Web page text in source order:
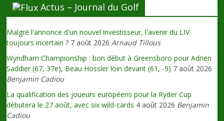
Actus – Journal du Golf
Malgré l'annonce d'un nouvel investisseur, l'avenir du LIV
toujours incertain ? 7 août 2026 Arnaud Tillous
Wyndham Championship : bon début à Greensboro pour Adrien
Saddier (67, 37e), Beau Hossler loin devant (61, -9) 7 août 2026
Benjamin Cadiou
La qualification des joueurs européens pour la Ryder Cup
débutera le 27 août, avec six wild-cards 4 août 2026 Benjamin
Cadiou